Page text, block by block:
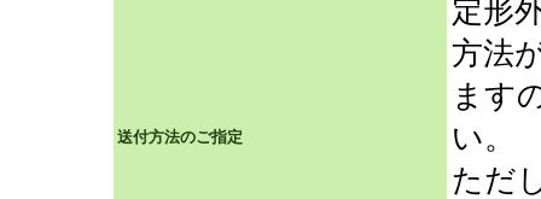
送付方法のご指定
定形
方法
ます
い。
ただ